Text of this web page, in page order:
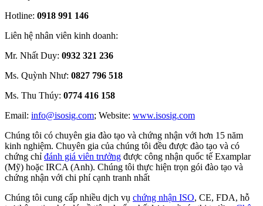
Hotline: 0918 991 146
Liên hệ nhân viên kinh doanh:
Mr. Nhất Duy: 0932 321 236
Ms. Quỳnh Như: 0827 796 518
Ms. Thu Thúy: 0774 416 158
Email: info@isosig.com; Website: www.isosig.com
Chúng tôi có chuyên gia đào tạo và chứng nhận với hơn 15 năm
kinh nghiệm. Chuyên gia của chúng tôi đều được đào tạo và có
chứng chỉ đánh giá viên trưởng được công nhận quốc tế Examplar
(Mỹ) hoặc IRCA (Anh). Chúng tôi thực hiện trọn gói đào tạo và
chứng nhận với chi phí cạnh tranh nhất
Chúng tôi cung cấp nhiều dịch vụ chứng nhận ISO, CE, FDA, hỗ